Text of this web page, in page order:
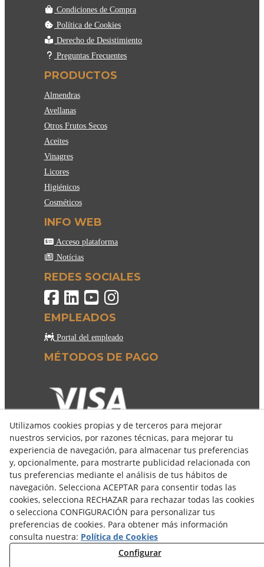
Condiciones de Compra
Política de Cookies
Derecho de Desistimiento
Preguntas Frecuentes
PRODUCTOS
Almendras
Avellanas
Otros Frutos Secos
Aceites
Vinagres
Licores
Higiénicos
Cosméticos
INFO WEB
Acceso plataforma
Notícias
REDES SOCIALES
EMPLEADOS
Portal del empleado
MÉTODOS DE PAGO
© 08/2026 COSELVA - Todos los derechos reservados.
Utilizamos cookies propias y de terceros para mejorar
nuestros servicios, por razones técnicas, para mejorar tu
experiencia de navegación, para almacenar tus preferencias
y, opcionalmente, para mostrarte publicidad relacionada con
tus preferencias mediante el análisis de tus hábitos de
navegación. Selecciona ACEPTAR para consentir todas las
cookies, selecciona RECHAZAR para rechazar todas las cookies
o selecciona CONFIGURACIÓN para personalizar tus
preferencias de cookies. Para obtener más información
consulta nuestra: Política de Cookies
Configurar